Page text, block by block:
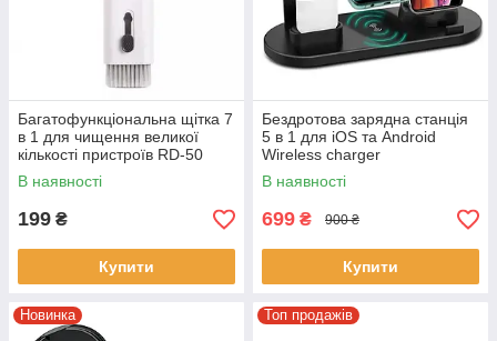
Багатофункціональна щітка 7
в 1 для чищення великої
кількості пристроїв RD-50
Щітка для чищення гаджетів
В наявності
199 ₴
Купити
Бездротова зарядна станція
5 в 1 для iOS та Android
Wireless charger
Мультифункціональний
девайс для заряджання
В наявності
699 ₴ 900 ₴
Купити
Новинка Топ продажів